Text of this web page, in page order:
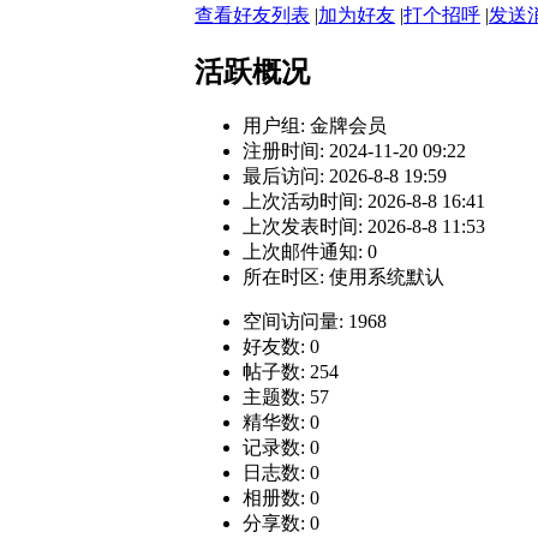
查看好友列表 |加为好友 |打个招呼 |发送
活跃概况
用户组: 金牌会员
注册时间: 2024-11-20 09:22
最后访问: 2026-8-8 19:59
上次活动时间: 2026-8-8 16:41
上次发表时间: 2026-8-8 11:53
上次邮件通知: 0
所在时区: 使用系统默认
空间访问量: 1968
好友数: 0
帖子数: 254
主题数: 57
精华数: 0
记录数: 0
日志数: 0
相册数: 0
分享数: 0